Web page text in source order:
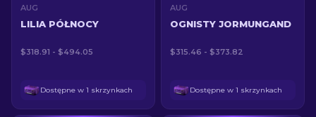
AUG
LILIA PÓŁNOCY
$318.91 - $494.05
Dostępne w 1 skrzynkach
AUG
OGNISTY JORMUNGAND
$315.46 - $373.82
Dostępne w 1 skrzynkach